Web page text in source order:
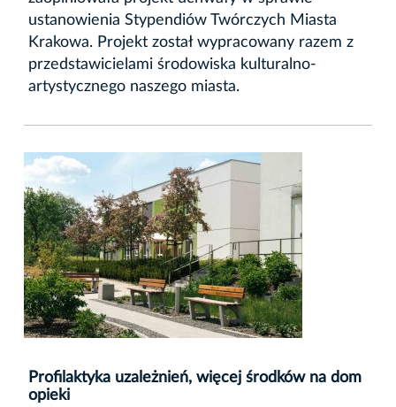
ustanowienia Stypendiów Twórczych Miasta
Krakowa. Projekt został wypracowany razem z
przedstawicielami środowiska kulturalno-
artystycznego naszego miasta.
Profilaktyka uzależnień, więcej środków na dom
opieki